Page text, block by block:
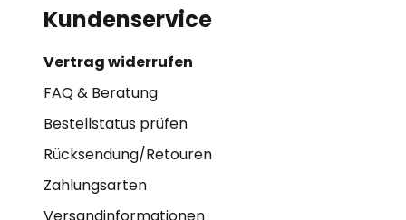
Kundenservice
Vertrag widerrufen
FAQ & Beratung
Bestellstatus prüfen
Rücksendung/Retouren
Zahlungsarten